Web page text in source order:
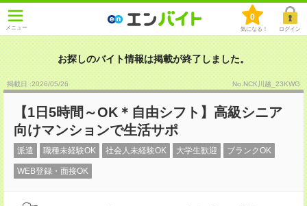
メニュー
0
気になる！ ログイン
お探しのバイト情報は掲載が終了しました。
掲載日 :2026/05/26 No.NCK川越_23KWG
【1日5時間～OK＊自由シフト】高級シニア
向けマンションで生活サポ
派遣 職種未経験OK 社会人未経験OK 大学生歓迎 ブランクOK
WEB登録・面接OK